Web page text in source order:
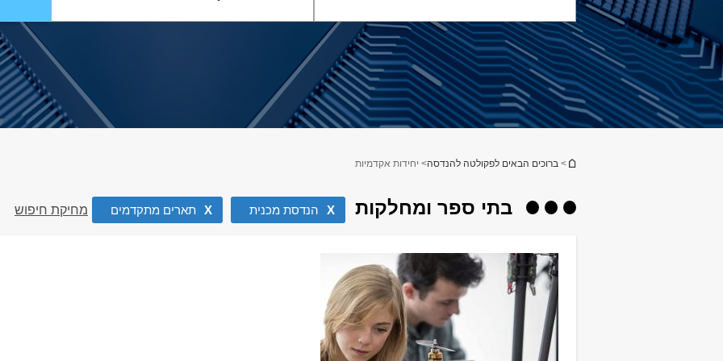
הינך נמצא כאן
> ברוכים הבאים לפקולטה להנדסה> יחידות אקדמיות
בתי ספר ומחלקות X הנדסת מכנית X תארים מתקדמים מחיקת חיפוש